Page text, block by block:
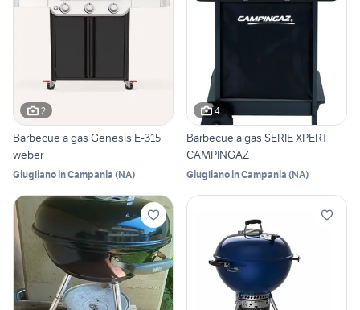
2
Barbecue a gas Genesis E-315
weber
Giugliano in Campania (NA)
4
Barbecue a gas SERIE XPERT
CAMPINGAZ
Giugliano in Campania (NA)